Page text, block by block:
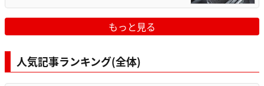
もっと見る
人気記事ランキング(全体)